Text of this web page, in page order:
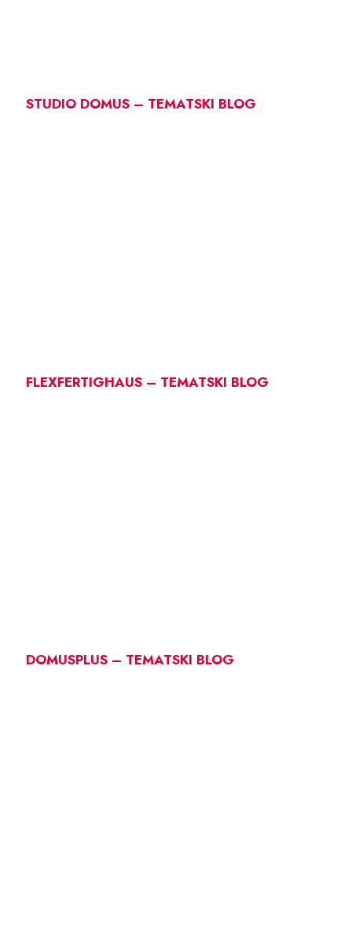
STUDIO DOMUS – TEMATSKI BLOG
FLEXFERTIGHAUS – TEMATSKI BLOG
DOMUSPLUS – TEMATSKI BLOG